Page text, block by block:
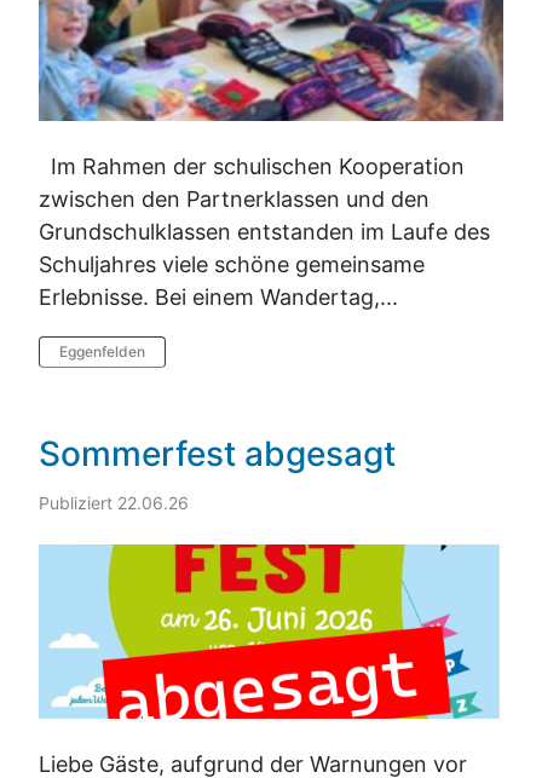
Im Rahmen der schulischen Kooperation
zwischen den Partnerklassen und den
Grundschulklassen entstanden im Laufe des
Schuljahres viele schöne gemeinsame
Erlebnisse. Bei einem Wandertag,...
Eggenfelden
Sommerfest abgesagt
Publiziert 22.06.26
Liebe Gäste, aufgrund der Warnungen vor